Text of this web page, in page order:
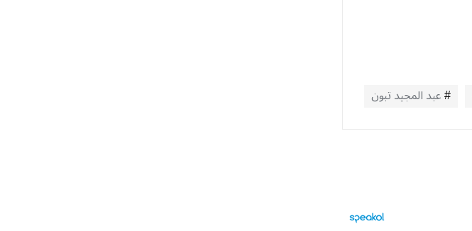
عبد المجيد تبون